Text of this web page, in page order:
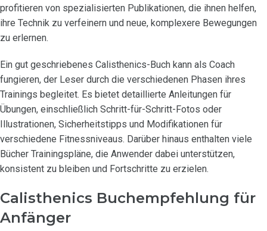
profitieren von spezialisierten Publikationen, die ihnen helfen,
ihre Technik zu verfeinern und neue, komplexere Bewegungen
zu erlernen.
Ein gut geschriebenes Calisthenics-Buch kann als Coach
fungieren, der Leser durch die verschiedenen Phasen ihres
Trainings begleitet. Es bietet detaillierte Anleitungen für
Übungen, einschließlich Schritt-für-Schritt-Fotos oder
Illustrationen, Sicherheitstipps und Modifikationen für
verschiedene Fitnessniveaus. Darüber hinaus enthalten viele
Bücher Trainingspläne, die Anwender dabei unterstützen,
konsistent zu bleiben und Fortschritte zu erzielen.
Calisthenics Buchempfehlung für
Anfänger